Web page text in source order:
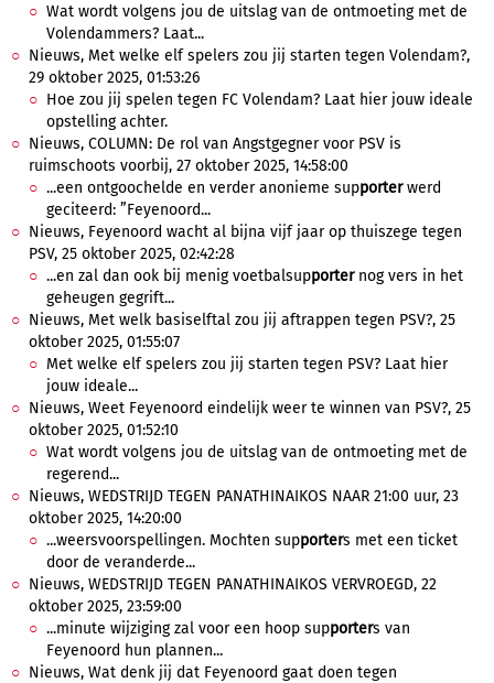
Wat wordt volgens jou de uitslag van de ontmoeting met de
Volendammers? Laat...
Nieuws, Met welke elf spelers zou jij starten tegen Volendam?,
29 oktober 2025, 01:53:26
Hoe zou jij spelen tegen FC Volendam? Laat hier jouw ideale
opstelling achter.
Nieuws, COLUMN: De rol van Angstgegner voor PSV is
ruimschoots voorbij, 27 oktober 2025, 14:58:00
...een ontgoochelde en verder anonieme supporterwerd
geciteerd: ”Feyenoord...
Nieuws, Feyenoord wacht al bijna vijf jaar op thuiszege tegen
PSV, 25 oktober 2025, 02:42:28
...en zal dan ook bij menig voetbalsupporternog vers in het
geheugen gegrift...
Nieuws, Met welk basiselftal zou jij aftrappen tegen PSV?, 25
oktober 2025, 01:55:07
Met welke elf spelers zou jij starten tegen PSV? Laat hier
jouw ideale...
Nieuws, Weet Feyenoord eindelijk weer te winnen van PSV?, 25
oktober 2025, 01:52:10
Wat wordt volgens jou de uitslag van de ontmoeting met de
regerend...
Nieuws, WEDSTRIJD TEGEN PANATHINAIKOS NAAR 21:00 uur, 23
oktober 2025, 14:20:00
...weersvoorspellingen. Mochten supporters met een ticket
door de veranderde...
Nieuws, WEDSTRIJD TEGEN PANATHINAIKOS VERVROEGD, 22
oktober 2025, 23:59:00
...minute wijziging zal voor een hoop supporters van
Feyenoord hun plannen...
Nieuws, Wat denk jij dat Feyenoord gaat doen tegen